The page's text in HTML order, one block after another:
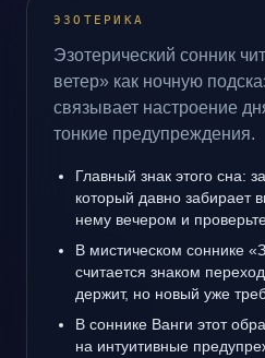
ЭЗОТЕРИКА
Эзотерический сонник
ветер» как ночную
связывает настроение
тонкие предупреждения.
Главный знак этого сна:
который давно забирает
нему вечером и
В мистическом соннике
считается знаком
держит, но новый уже
В соннике Ванги этот
на интуитивные